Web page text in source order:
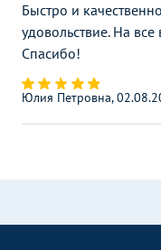
Быстро и
удовольствие. На
Спасибо!
Юлия Петровна,